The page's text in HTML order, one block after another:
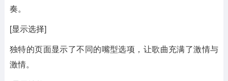
奏。
[显示选择]
独特的页面显示了不同的嘴型选项，让歌曲充满了激情与
激情。